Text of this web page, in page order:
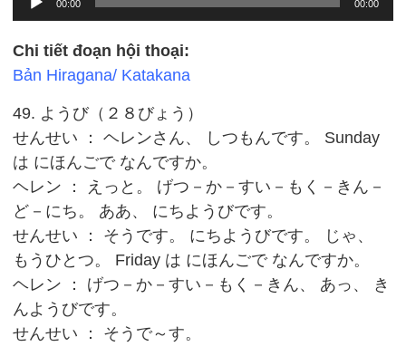
Player
00:00 00:00
Chi tiết đoạn hội thoại:
Bản Hiragana/ Katakana
49. ようび（２８びょう）
せんせい ： ヘレンさん、 しつもんです。 Sunday
は にほんごで なんですか。
ヘレン ： えっと。 げつ－か－すい－もく－きん－
ど－にち。 ああ、 にちようびです。
せんせい ： そうです。 にちようびです。 じゃ、
もうひとつ。 Friday は にほんごで なんですか。
ヘレン ： げつ－か－すい－もく－きん、 あっ、 き
んようびです。
せんせい ： そうで～す。